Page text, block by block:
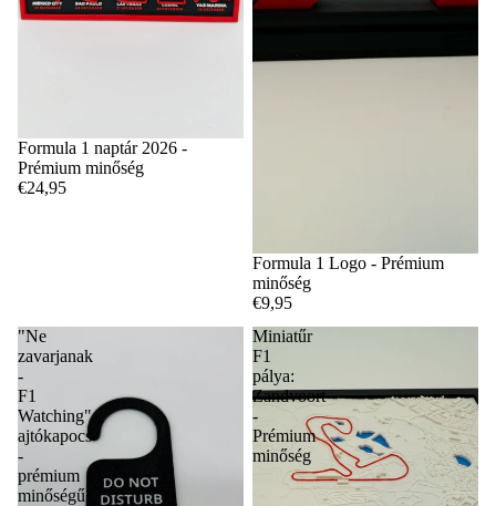
Formula 1 naptár 2026 -
Prémium minőség
€24,95
Formula 1 Logo - Prémium
minőség
€9,95
"Ne
zavarjanak
-
F1
Watching"
ajtókapocs
-
prémium
minőségű
Miniatűr
F1
pálya:
Zandvoort
-
Prémium
minőség